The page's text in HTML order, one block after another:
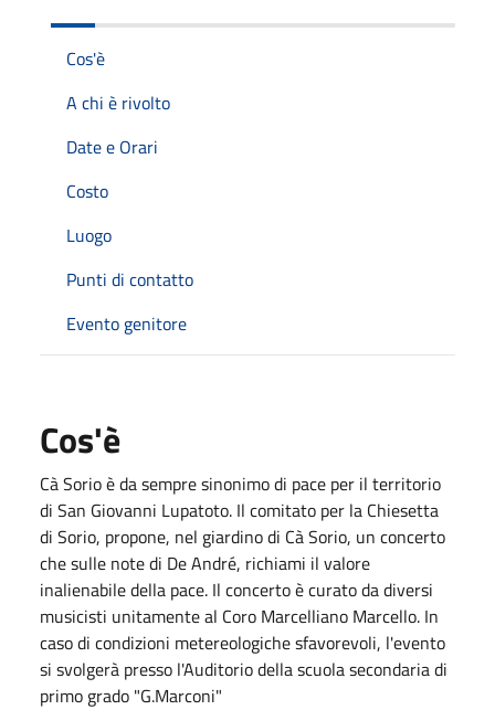
Cos'è
A chi è rivolto
Date e Orari
Costo
Luogo
Punti di contatto
Evento genitore
Cos'è
Cà Sorio è da sempre sinonimo di pace per il territorio
di San Giovanni Lupatoto. Il comitato per la Chiesetta
di Sorio, propone, nel giardino di Cà Sorio, un concerto
che sulle note di De André, richiami il valore
inalienabile della pace. Il concerto è curato da diversi
musicisti unitamente al Coro Marcelliano Marcello. In
caso di condizioni metereologiche sfavorevoli, l'evento
si svolgerà presso l'Auditorio della scuola secondaria di
primo grado "G.Marconi"